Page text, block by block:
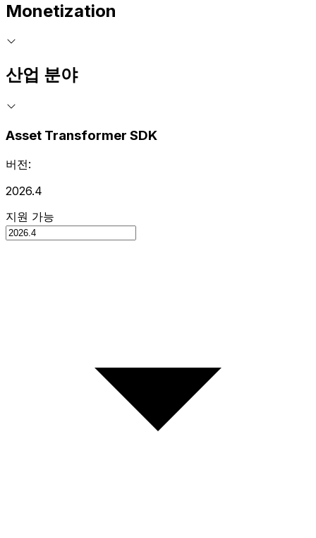
Monetization
산업 분야
Asset Transformer SDK
버전:
2026.4
지원 가능